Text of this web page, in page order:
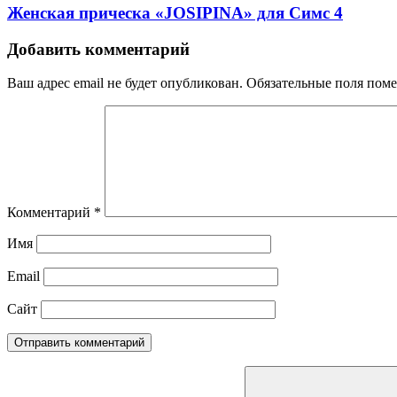
Женская прическа «JOSIPINA» для Симс 4
Добавить комментарий
Ваш адрес email не будет опубликован. Обязательные поля
Комментарий *
Имя
Email
Сайт